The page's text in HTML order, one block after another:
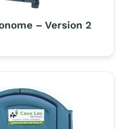
– Version 2